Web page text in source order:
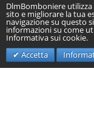
Inserisci il tuo indirizzo
DlmBomboniere
sito e migliorare la tua
navigazione su questo
informazioni su come
Informativa sui cookie.
Accetta